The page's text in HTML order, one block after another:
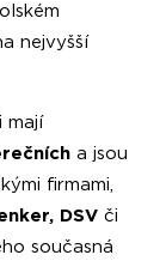
nejvyšší
mají
a jsou
firmami,
DSV či
současná